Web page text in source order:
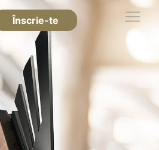
Înscrie-te